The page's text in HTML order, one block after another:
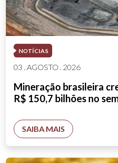
NOTÍCIAS
03 . AGOSTO . 2026
Mineração brasileira
R$ 150,7 bilhões no
SAIBA MAIS